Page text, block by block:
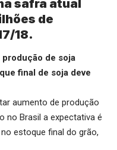
safra atual
de
18.
de soja
final de soja deve
aumento de produção
no Brasil a expectativa é
estoque final do grão,